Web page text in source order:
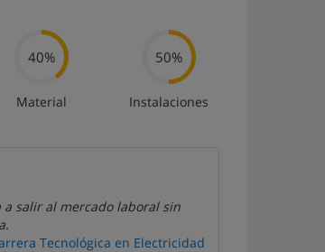
40%
Material
50%
Instalaciones
a salir al mercado laboral sin
Tecnológica en Electricidad